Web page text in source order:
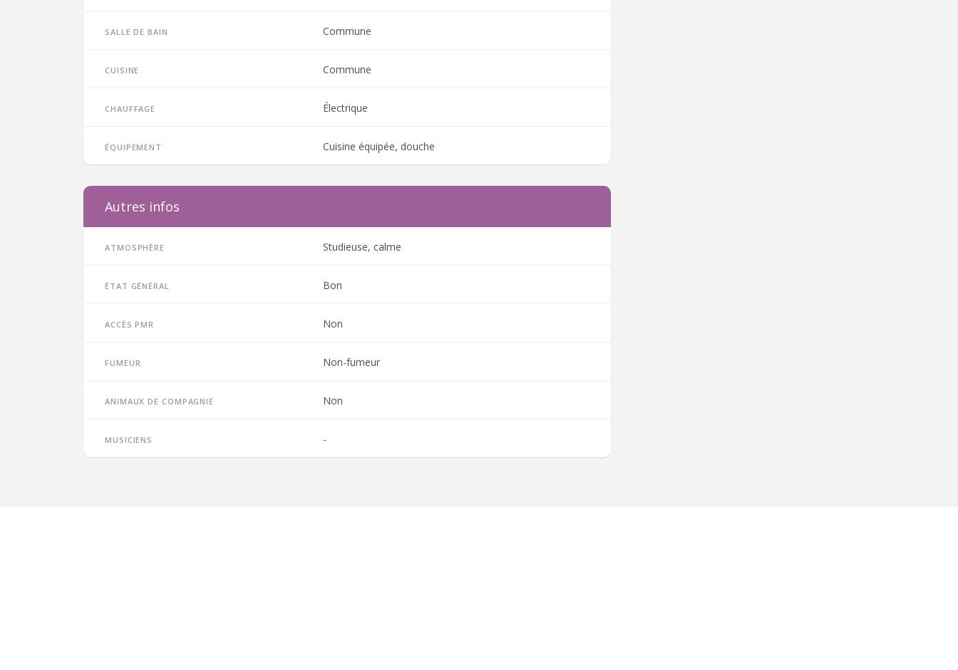
Salle de bain Commune
Cuisine Commune
Chauffage Électrique
Équipement Cuisine équipée, douche
Autres infos
Atmosphère Studieuse, calme
État général Bon
Accès PMR Non
Fumeur Non-fumeur
Animaux de compagnie Non
Musiciens -